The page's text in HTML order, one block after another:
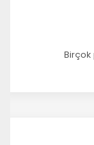
Birçok